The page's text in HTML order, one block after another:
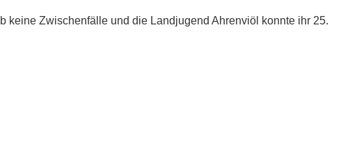
keine Zwischenfälle und die Landjugend Ahrenviöl konnte ihr 25.